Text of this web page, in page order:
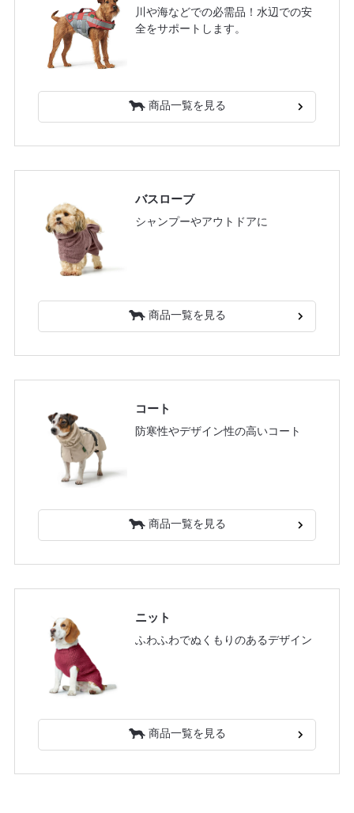
川や海などでの必需品！水辺での安
全をサポートします。
商品一覧を見る
バスローブ
シャンプーやアウトドアに
商品一覧を見る
コート
防寒性やデザイン性の高いコート
商品一覧を見る
ニット
ふわふわでぬくもりのあるデザイン
商品一覧を見る